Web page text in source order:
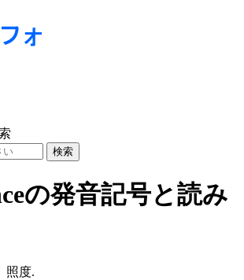
の発音記号と読み
照度.